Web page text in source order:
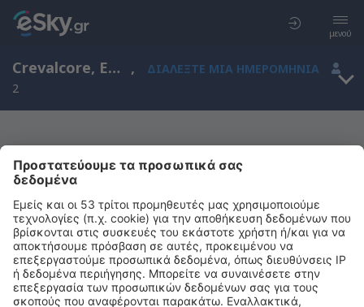
μενού
Crevalcore, Emilia-Romagna, Ιταλία ,
ΔΙΑΛΈΞΤΕ ΜΙΑ ΗΜΕΡΟΜΗΝΊΑ
2
Μας συγχωρείτε, δεν υπάρχουν
αποτελέσματα για την αναζήτησή σας
Προσπαθήστε να κάνετε αναζήτηση με διαφορετικά κριτήρια